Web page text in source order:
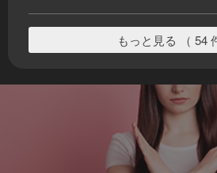
もっと見る （ 54